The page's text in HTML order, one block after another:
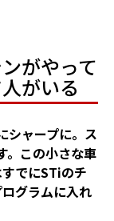
がやって
がいる
シャープに。ス
。この小さな車
でにSTiのチ
グラムに入れ